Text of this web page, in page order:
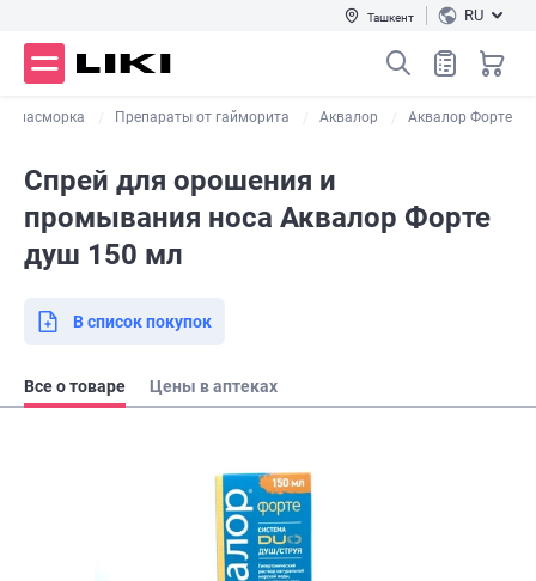
Ташкент RU
насморка Препараты от гайморита Аквалор Аквалор Форте
Спрей для орошения и
промывания носа Аквалор Форте
душ 150 мл
В список покупок
Все о товаре Цены в аптеках